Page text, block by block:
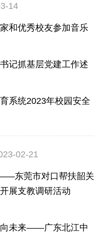
14
和优秀校友参加音乐
记抓基层党建工作述
系统2023年校园安全
02-21
东莞市对口帮扶韶关
展支教调研活动
向未来——广东北江中